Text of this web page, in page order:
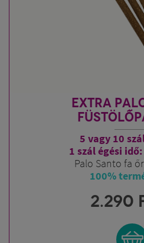
EXTRA
5 vagy 10
1 szál égési
Palo Santo fa
100%
2.290